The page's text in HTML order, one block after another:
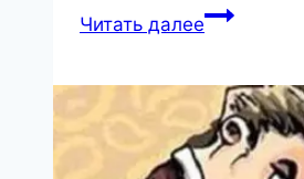
Читать далее«Моя
сборе»:
Галкин
поделился